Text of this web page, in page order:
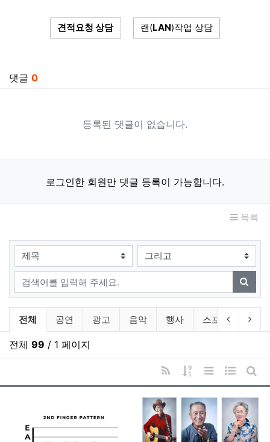
견적요청 상담 랜(LAN)작업 상담
댓글 0
등록된 댓글이 없습니다.
로그인한 회원만 댓글 등록이 가능합니다.
목록
검색대상
검색어
검색
Gallery 분류 목록
전체 공연 광고 음악 행사 스포츠 음식
이전 분류
다
전체 99 / 1 페이지
RSS
게시물 정렬
리스트 스타일
웹진 스
게